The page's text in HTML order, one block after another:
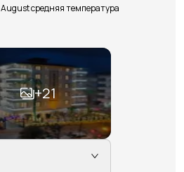
August средняя температура
+21